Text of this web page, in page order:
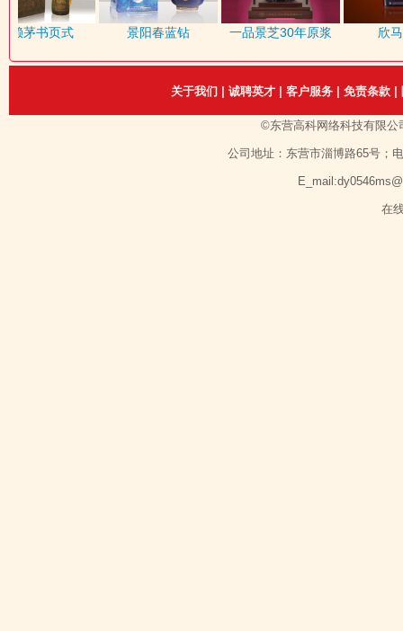
茅书页式 景阳春蓝钻 一品景芝30年原浆 欣马
关于我们 诚聘英才 客户服务 免责条款
©东营高科网络科技有限公
公司地址：东营市淄博路65号；
在